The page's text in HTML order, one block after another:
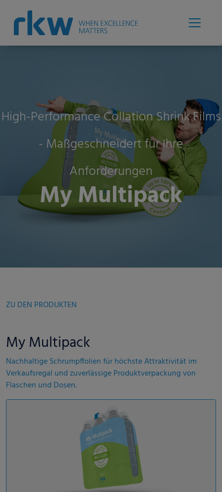
High-Performance Collation Shrink Films
- Maßgeschneidert für Ihre
Anforderungen
My Multipack
ZU DEN PRODUKTEN
My Multipack
Nachhaltige Schrumpffolien für höchste Attraktivität im
Verkaufsregal und zuverlässige Produktverpackung von
Flaschen und Dosen.